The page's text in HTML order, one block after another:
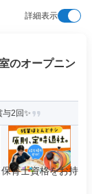
詳細表示
のオープニン
与2回✨
育士資格をお持